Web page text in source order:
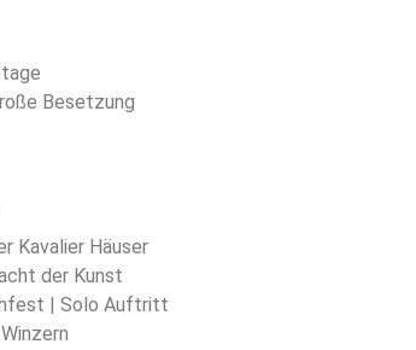
Besetzung
Kavalier Häuser
der Kunst
| Solo Auftritt